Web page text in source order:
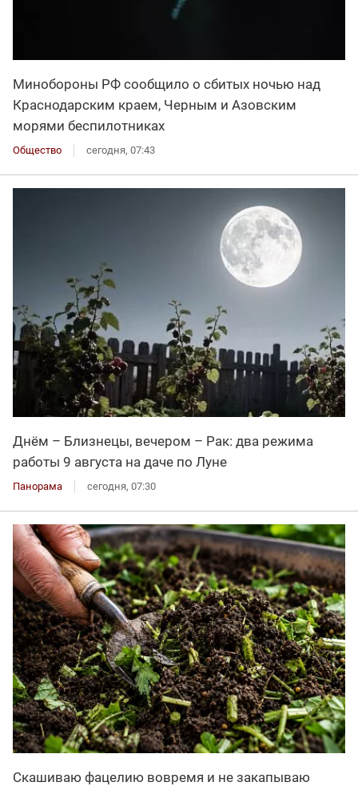
Минобороны РФ сообщило о сбитых ночью над
Краснодарским краем, Черным и Азовским
морями беспилотниках
Общество сегодня, 07:43
Днём – Близнецы, вечером – Рак: два режима
работы 9 августа на даче по Луне
Панорама сегодня, 07:30
Скашиваю фацелию вовремя и не закапываю